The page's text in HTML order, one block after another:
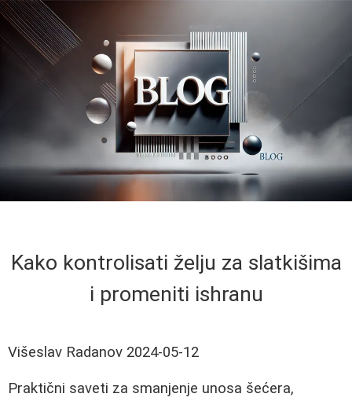
Kako kontrolisati želju za slatkišima
i promeniti ishranu
Višeslav Radanov 2024-05-12
Praktični saveti za smanjenje unosa šećera,